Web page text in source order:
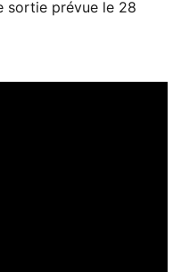
sortie prévue le 28